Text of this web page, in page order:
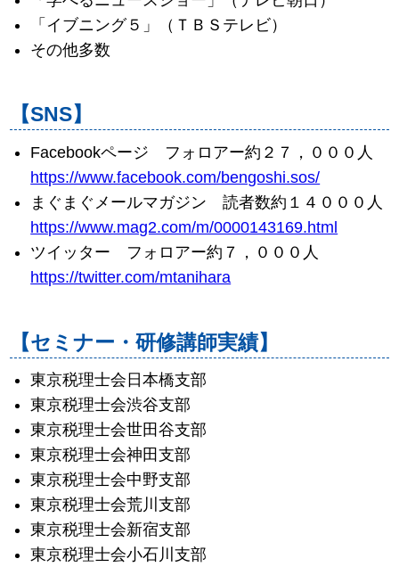
「イブニング５」（ＴＢＳテレビ）
その他多数
【SNS】
Facebookページ フォロアー約２７，０００人
https://www.facebook.com/bengoshi.sos/
まぐまぐメールマガジン 読者数約１４０００人
https://www.mag2.com/m/0000143169.html
ツイッター フォロアー約７，０００人
https://twitter.com/mtanihara
【セミナー・研修講師実績】
東京税理士会日本橋支部
東京税理士会渋谷支部
東京税理士会世田谷支部
東京税理士会神田支部
東京税理士会中野支部
東京税理士会荒川支部
東京税理士会新宿支部
東京税理士会小石川支部